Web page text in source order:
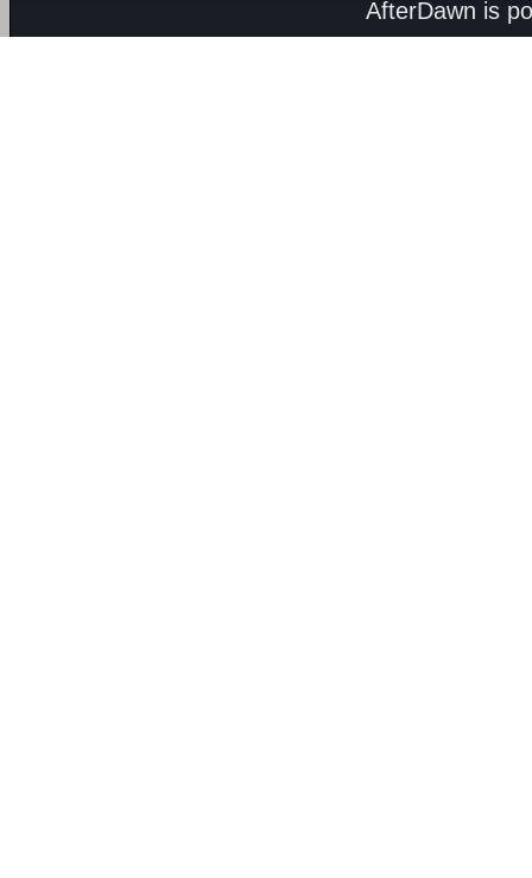
AfterDawn is